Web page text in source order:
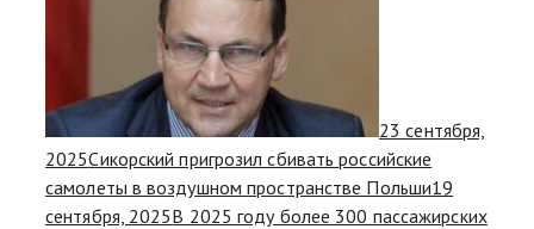
23 сентября,
2025Сикорский пригрозил сбивать российские
самолеты в воздушном пространстве Польши19
сентября, 2025В 2025 году более 300 пассажирских